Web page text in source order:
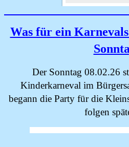
Was für ein
Der Sonntag 08.02.26
Kinderkarneval im
begann die Party für die
folgen